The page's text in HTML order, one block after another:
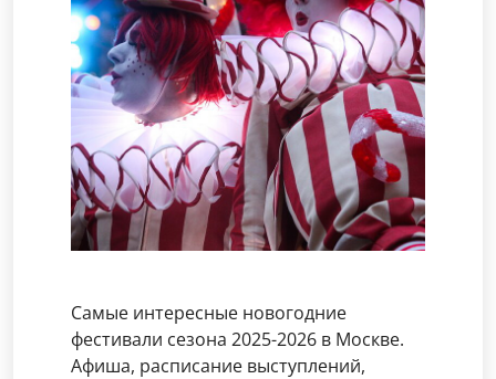
Самые интересные новогодние
фестивали сезона 2025-2026 в Москве.
Афиша, расписание выступлений,